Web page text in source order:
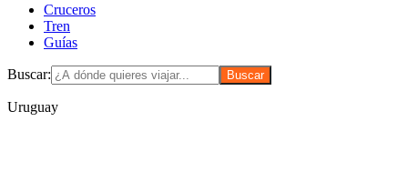
Cruceros
Tren
Guías
Buscar:
Uruguay